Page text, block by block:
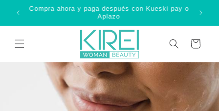
directamente
Compra ahora y paga después con Kueski pay o
Aplazo
Carrito